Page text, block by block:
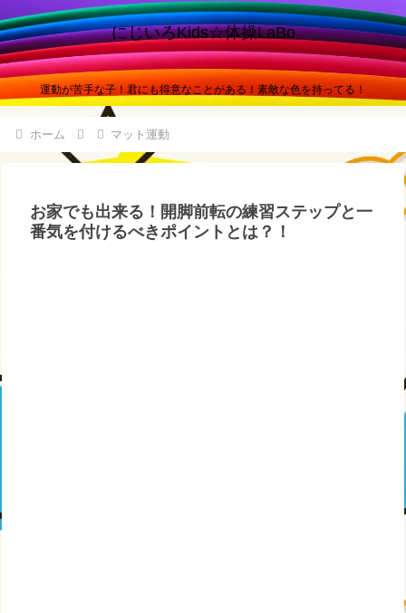
にじいろKids☆体操LaBo
運動が苦手な子！君にも得意なことがある！素敵な色を持ってる！
ホーム マット運動
お家でも出来る！開脚前転の練習ステップと一
番気を付けるべきポイントとは？！